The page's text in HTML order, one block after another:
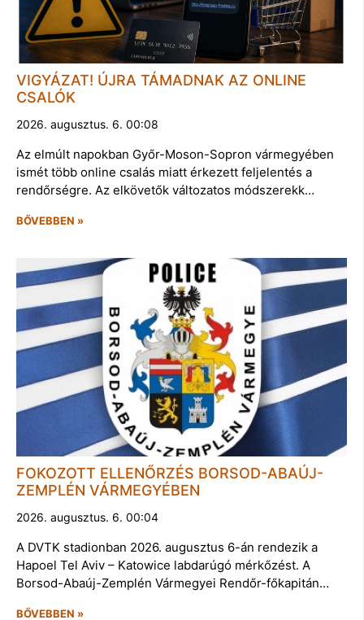
VIGYÁZAT! ÚJRA TÁMADNAK AZ ONLINE
CSALÓK
2026. augusztus. 6. 00:08
Az elmúlt napokban Győr-Moson-Sopron vármegyében
ismét több online csalás miatt érkezett feljelentés a
rendőrségre. Az elkövetők változatos módszerekk…
BŐVEBBEN »
FOKOZOTT ELLENŐRZÉS BORSOD-ABAÚJ-
ZEMPLÉN VÁRMEGYÉBEN
2026. augusztus. 6. 00:04
A DVTK stadionban 2026. augusztus 6-án rendezik a
Hapoel Tel Aviv – Katowice labdarúgó mérkőzést. A
Borsod-Abaúj-Zemplén Vármegyei Rendőr-főkapitán…
BŐVEBBEN »